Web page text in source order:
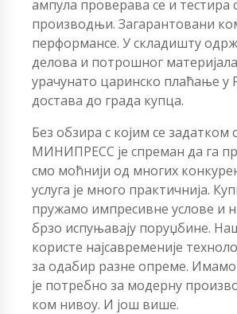
ампула проверава се и тестира
производњи. Загарантовани
перформансе. У складишту
делова и потрошног
урачунато царинско плаћање у
достава до града купца.
Без обзира с којим се задатком
МИНИПРЕСС је спреман да га
смо моћнији од многих
услуга је много практичнија.
пружамо импресивне услове и
брзо испуњавају поруџбине.
користе најсавременије
за одабир разне опреме.
је потребно за модерну
ком нивоу. И још више.